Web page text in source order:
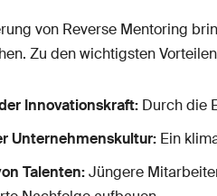
von Reverse Mentoring
Zu den wichtigsten
Innovationskraft: Durch die
Unternehmenskultur: Ein
Talenten:Jüngere